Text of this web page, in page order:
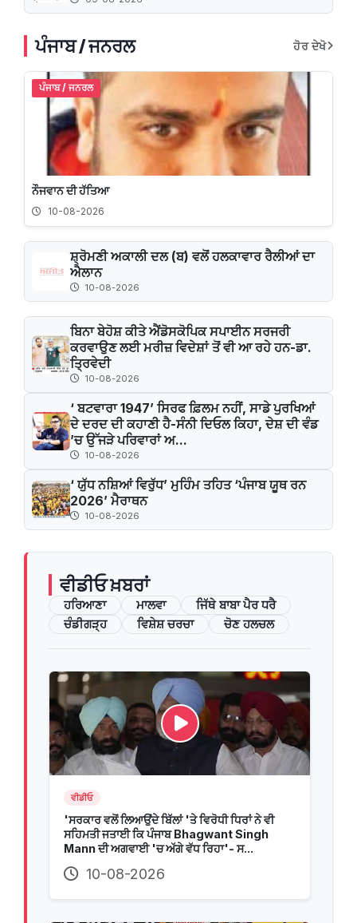
ਪੰਜਾਬ / ਜਨਰਲ ਹੋਰ ਦੇਖੋ
ਪੰਜਾਬ / ਜਨਰਲ
ਨੌਜਵਾਨ ਦੀ ਹੱਤਿਆ
10-08-2026
ਸ਼੍ਰੋਮਣੀ ਅਕਾਲੀ ਦਲ (ਬ) ਵਲੋਂ ਹਲਕਾਵਾਰ ਰੈਲੀਆਂ ਦਾ
ਐਲਾਨ
10-08-2026
ਬਿਨਾ ਬੇਹੋਸ਼ ਕੀਤੇ ਐਂਡੋਸਕੋਪਿਕ ਸਪਾਈਨ ਸਰਜਰੀ
ਕਰਵਾਉਣ ਲਈ ਮਰੀਜ਼ ਵਿਦੇਸ਼ਾਂ ਤੋਂ ਵੀ ਆ ਰਹੇ ਹਨ-ਡਾ.
ਤ੍ਰਿਵੇਦੀ
10-08-2026
‘ ਬਟਵਾਰਾ 1947’ ਸਿਰਫ ਫ਼ਿਲਮ ਨਹੀਂ, ਸਾਡੇ ਪੁਰਖਿਆਂ
ਦੇ ਦਰਦ ਦੀ ਕਹਾਣੀ ਹੈ-ਸੰਨੀ ਦਿਓਲ ਕਿਹਾ, ਦੇਸ਼ ਦੀ ਵੰਡ
’ਚ ਉੱਜੜੇ ਪਰਿਵਾਰਾਂ ਅ...
10-08-2026
‘ ਯੁੱਧ ਨਸ਼ਿਆਂ ਵਿਰੁੱਧ’ ਮੁਹਿੰਮ ਤਹਿਤ ‘ਪੰਜਾਬ ਯੂਥ ਰਨ
2026’ ਮੈਰਾਥਨ
10-08-2026
ਵੀਡੀਓ ਖ਼ਬਰਾਂ
ਹਰਿਆਣਾ ਮਾਲਵਾ
ਜਿੱਥੇ ਬਾਬਾ ਪੈਰ ਧਰੈ
ਚੰਡੀਗੜ੍ਹ
ਵਿਸ਼ੇਸ਼ ਚਰਚਾ ਚੋਣ ਹਲਚਲ
ਵੀਡੀਓ
'ਸਰਕਾਰ ਵਲੋਂ ਲਿਆਉਂਦੇ ਬਿੱਲਾਂ 'ਤੇ ਵਿਰੋਧੀ ਧਿਰਾਂ ਨੇ ਵੀ
ਸਹਿਮਤੀ ਜਤਾਈ ਕਿ ਪੰਜਾਬ Bhagwant Singh
Mann ਦੀ ਅਗਵਾਈ 'ਚ ਅੱਗੇ ਵੱਧ ਰਿਹਾ'- ਸ...
10-08-2026